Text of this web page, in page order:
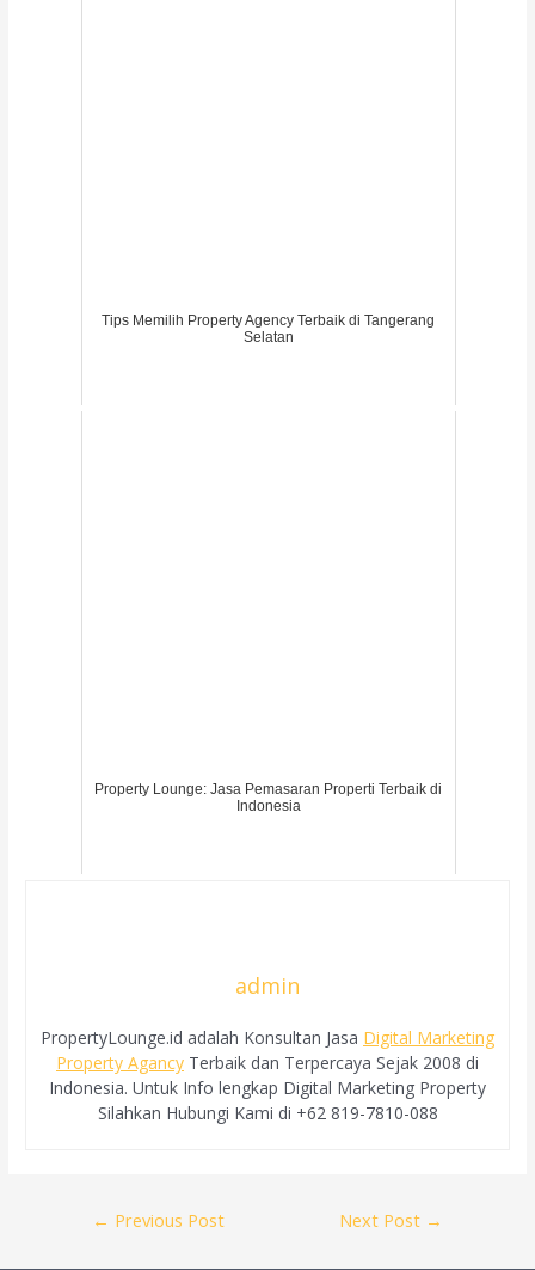
Tips Memilih Property Agency Terbaik di Tangerang
Selatan
Property Lounge: Jasa Pemasaran Properti Terbaik di
Indonesia
admin
PropertyLounge.id adalah Konsultan Jasa Digital Marketing
Property Agancy Terbaik dan Terpercaya Sejak 2008 di
Indonesia. Untuk Info lengkap Digital Marketing Property
Silahkan Hubungi Kami di +62 819-7810-088
← Previous Post Next Post →